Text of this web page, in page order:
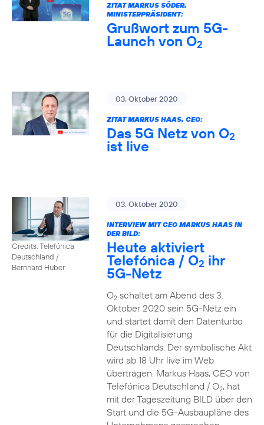
ZITAT MARKUS SÖDER,
MINISTERPRÄSIDENT:
Grußwort zum 5G-
Launch von O2
03. Oktober 2020
ZITAT MARKUS HAAS, CEO:
Das 5G Netz von O2
ist live
Credits: Telefónica
Deutschland /
Bernhard Huber
03. Oktober 2020
INTERVIEW MIT CEO MARKUS HAAS IN
DER BILD:
Heute aktiviert
Telefónica / O2 ihr
5G-Netz
O2schaltet am Abend des 3.
Oktober 2020 sein 5G-Netz ein
und startet damit den Datenturbo
für die Digitalisierung
Deutschlands. Der symbolische Akt
wird ab 18 Uhr live im Web
übertragen. Markus Haas, CEO von
Telefónica Deutschland / O2, hat
mit der Tageszeitung BILD über den
Start und die 5G-Ausbaupläne des